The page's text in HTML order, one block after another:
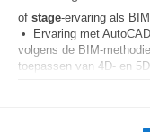
of stage-ervaring als
• Ervaring met
volgens de BIM-
toepassen van 4D- en